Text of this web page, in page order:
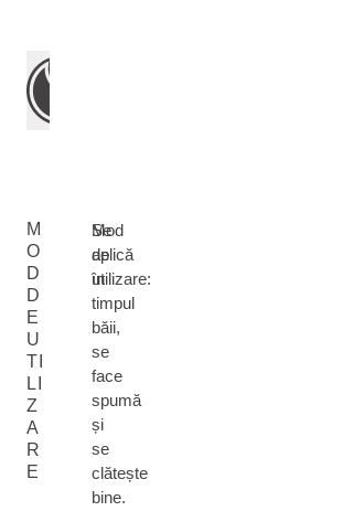
M
O
D
D
E
U
TI
LI
Z
A
R
E
Mod
de
utilizare:
Se
aplică
în
timpul
băii,
se
face
spumă
și
se
clătește
bine.